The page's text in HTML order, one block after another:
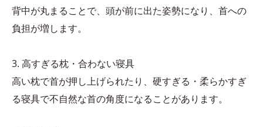
背中が丸まることで、頭が前に出た姿勢になり、首への
負担が増します。
3. 高すぎる枕・合わない寝具
高い枕で首が押し上げられたり、硬すぎる・柔らかすぎ
る寝具で不自然な首の角度になることがあります。